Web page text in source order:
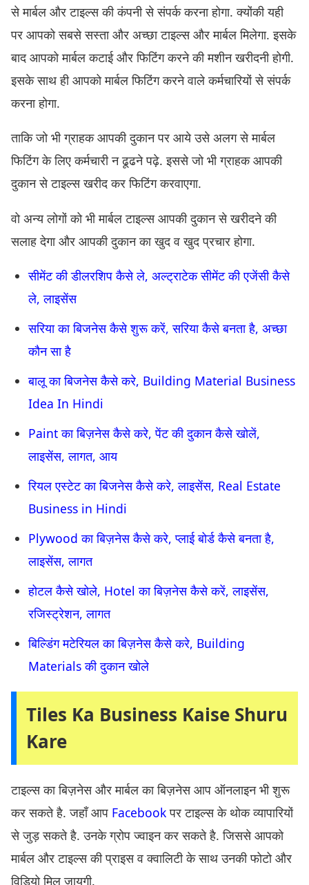
से मार्बल और टाइल्स की कंपनी से संपर्क करना होगा. क्योंकी यही
पर आपको सबसे सस्ता और अच्छा टाइल्स और मार्बल मिलेगा. इसके
बाद आपको मार्बल कटाई और फिटिंग करने की मशीन खरीदनी होगी.
इसके साथ ही आपको मार्बल फिटिंग करने वाले कर्मचारियों से संपर्क
करना होगा.
ताकि जो भी ग्राहक आपकी दुकान पर आये उसे अलग से मार्बल
फिटिंग के लिए कर्मचारी न ढूढने पढ़े. इससे जो भी ग्राहक आपकी
दुकान से टाइल्स खरीद कर फिटिंग करवाएगा.
वो अन्य लोगों को भी मार्बल टाइल्स आपकी दुकान से खरीदने की
सलाह देगा और आपकी दुकान का खुद व खुद प्रचार होगा.
सीमेंट की डीलरशिप कैसे ले, अल्ट्राटेक सीमेंट की एजेंसी कैसे
ले, लाइसेंस
सरिया का बिजनेस कैसे शुरू करें, सरिया कैसे बनता है, अच्छा
कौन सा है
बालू का बिजनेस कैसे करे, Building Material Business
Idea In Hindi
Paint का बिज़नेस कैसे करे, पेंट की दुकान कैसे खोलें,
लाइसेंस, लागत, आय
रियल एस्टेट का बिजनेस कैसे करे, लाइसेंस, Real Estate
Business in Hindi
Plywood का बिज़नेस कैसे करे, प्लाई बोर्ड कैसे बनता है,
लाइसेंस, लागत
होटल कैसे खोले, Hotel का बिज़नेस कैसे करें, लाइसेंस,
रजिस्ट्रेशन, लागत
बिल्डिंग मटेरियल का बिज़नेस कैसे करे, Building
Materials की दुकान खोले
Tiles Ka Business Kaise Shuru
Kare
टाइल्स का बिज़नेस और मार्बल का बिज़नेस आप ऑनलाइन भी शुरू
कर सकते है. जहाँ आप Facebookपर टाइल्स के थोक व्यापारियों
से जुड़ सकते है. उनके ग्रोप ज्वाइन कर सकते है. जिससे आपको
मार्बल और टाइल्स की प्राइस व क्वालिटी के साथ उनकी फोटो और
विडियो मिल जायगी.